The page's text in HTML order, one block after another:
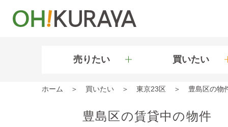
売りたい 買いたい
ホーム 買いたい 東京23区 豊島区の物
豊島区の賃貸中の物件